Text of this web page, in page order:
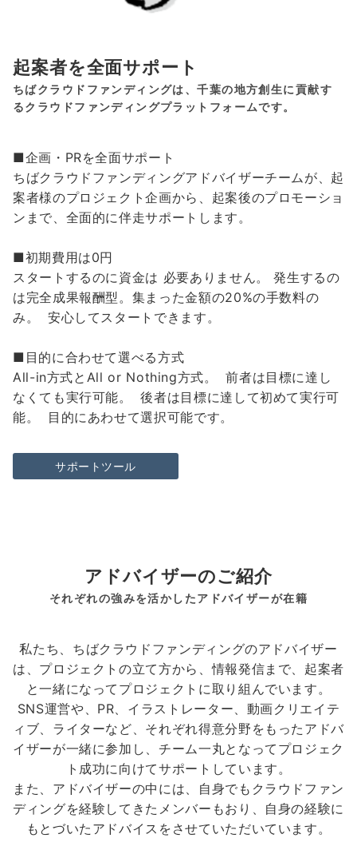
起案者を全面サポート
ちばクラウドファンディングは、千葉の地方創生に貢献す
るクラウドファンディングプラットフォームです。
■企画・PRを全面サポート
ちばクラウドファンディングアドバイザーチームが、起
案者様のプロジェクト企画から、起案後のプロモーショ
ンまで、全面的に伴走サポートします。
■初期費用は0円
スタートするのに資金は 必要ありません。 発生するの
は完全成果報酬型。集まった金額の20%の手数料の
み。 安心してスタートできます。
■目的に合わせて選べる方式
All-in方式とAll or Nothing方式。 前者は目標に達し
なくても実行可能。 後者は目標に達して初めて実行可
能。 目的にあわせて選択可能です。
サポートツール
アドバイザーのご紹介
それぞれの強みを活かしたアドバイザーが在籍
私たち、ちばクラウドファンディングのアドバイザー
は、プロジェクトの立て方から、情報発信まで、起案者
と一緒になってプロジェクトに取り組んでいます。
SNS運営や、PR、イラストレーター、動画クリエイテ
ィブ、ライターなど、それぞれ得意分野をもったアドバ
イザーが一緒に参加し、チーム一丸となってプロジェク
ト成功に向けてサポートしています。
また、アドバイザーの中には、自身でもクラウドファン
ディングを経験してきたメンバーもおり、自身の経験に
もとづいたアドバイスをさせていただいています。